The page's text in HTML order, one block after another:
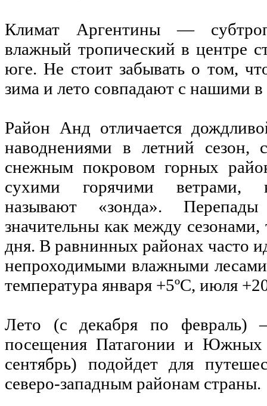
Климат Аргентины —
влажный тропический в центре
юге. Не стоит забывать о том,
зима и лето совпадают с нашими
Район Анд отличается
наводнениями в летний сезон,
снежным покровом горных
сухими горячими ветрами,
называют «зонда».
значительны как между сезонами,
дня. В равнинных районах часто
непроходимыми влажными
температура января +5ºС, июля
Лето (с декабря по февраль)
посещения Патагонии и
сентябрь) подойдет для
северо-западным районам страны.